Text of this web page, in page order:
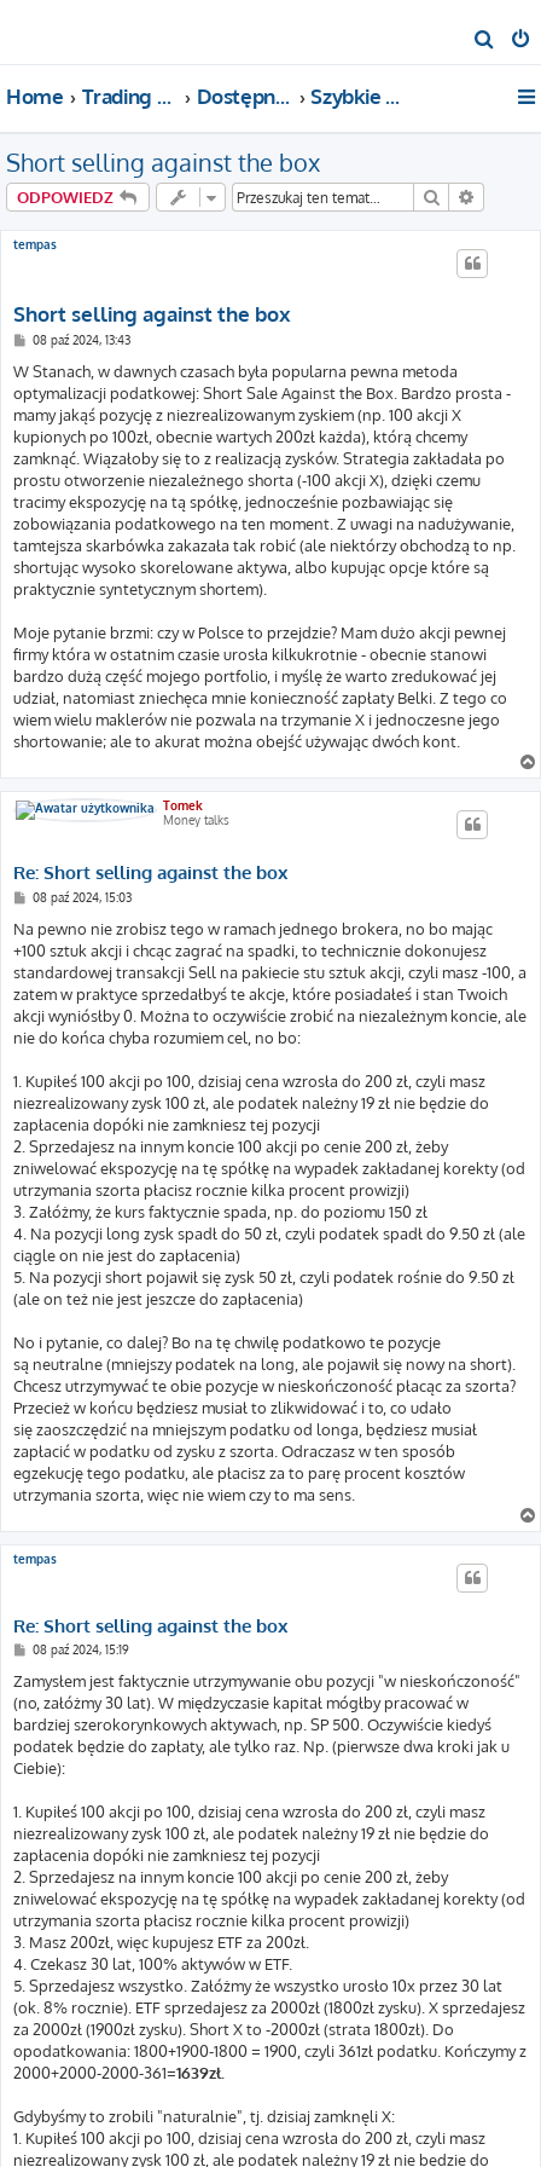
z
Home Trading For a Living Dostępne kategorie Szybkie pytania i pomoc
Short selling against the box
ODPOWIEDZ Szukaj
tempas
Short selling against the box
P
s
08 paź 2024, 13:43
W Stanach, w dawnych czasach była popularna pewna metoda
optymalizacji podatkowej: Short Sale Against the Box. Bardzo prosta -
mamy jakąś pozycję z niezrealizowanym zyskiem (np. 100 akcji X
kupionych po 100zł, obecnie wartych 200zł każda), którą chcemy
zamknąć. Wiązałoby się to z realizacją zysków. Strategia zakładała po
prostu otworzenie niezależnego shorta (-100 akcji X), dzięki czemu
tracimy ekspozycję na tą spółkę, jednocześnie pozbawiając się
zobowiązania podatkowego na ten moment. Z uwagi na nadużywanie,
tamtejsza skarbówka zakazała tak robić (ale niektórzy obchodzą to np.
shortując wysoko skorelowane aktywa, albo kupując opcje które są
praktycznie syntetycznym shortem).
Moje pytanie brzmi: czy w Polsce to przejdzie? Mam dużo akcji pewnej
firmy która w ostatnim czasie urosła kilkukrotnie - obecnie stanowi
bardzo dużą część mojego portfolio, i myślę że warto zredukować jej
udział, natomiast zniechęca mnie konieczność zapłaty Belki. Z tego co
wiem wielu maklerów nie pozwala na trzymanie X i jednoczesne jego
shortowanie; ale to akurat można obejść używając dwóch kont.
Tomek
Money talks
Re: Short selling against the box
P
s
t
08 paź 2024, 15:03
Na pewno nie zrobisz tego w ramach jednego brokera, no bo mając
+100 sztuk akcji i chcąc zagrać na spadki, to technicznie dokonujesz
standardowej transakcji Sell na pakiecie stu sztuk akcji, czyli masz -100, a
zatem w praktyce sprzedałbyś te akcje, które posiadałeś i stan Twoich
akcji wyniósłby 0. Można to oczywiście zrobić na niezależnym koncie, ale
nie do końca chyba rozumiem cel, no bo:
1. Kupiłeś 100 akcji po 100, dzisiaj cena wzrosła do 200 zł, czyli masz
niezrealizowany zysk 100 zł, ale podatek należny 19 zł nie będzie do
zapłacenia dopóki nie zamkniesz tej pozycji
2. Sprzedajesz na innym koncie 100 akcji po cenie 200 zł, żeby
zniwelować ekspozycję na tę spółkę na wypadek zakładanej korekty (od
utrzymania szorta płacisz rocznie kilka procent prowizji)
3. Załóżmy, że kurs faktycznie spada, np. do poziomu 150 zł
4. Na pozycji long zysk spadł do 50 zł, czyli podatek spadł do 9.50 zł (ale
ciągle on nie jest do zapłacenia)
5. Na pozycji short pojawił się zysk 50 zł, czyli podatek rośnie do 9.50 zł
(ale on też nie jest jeszcze do zapłacenia)
No i pytanie, co dalej? Bo na tę chwilę podatkowo te pozycje
są neutralne (mniejszy podatek na long, ale pojawił się nowy na short).
Chcesz utrzymywać te obie pozycje w nieskończoność płacąc za szorta?
Przecież w końcu będziesz musiał to zlikwidować i to, co udało
się zaoszczędzić na mniejszym podatku od longa, będziesz musiał
zapłacić w podatku od zysku z szorta. Odraczasz w ten sposób
egzekucję tego podatku, ale płacisz za to parę procent kosztów
utrzymania szorta, więc nie wiem czy to ma sens.
tempas
Re: Short selling against the box
P
s
t
08 paź 2024, 15:19
Zamysłem jest faktycznie utrzymywanie obu pozycji "w nieskończoność"
(no, załóżmy 30 lat). W międzyczasie kapitał mógłby pracować w
bardziej szerokorynkowych aktywach, np. SP 500. Oczywiście kiedyś
podatek będzie do zapłaty, ale tylko raz. Np. (pierwsze dwa kroki jak u
Ciebie):
1. Kupiłeś 100 akcji po 100, dzisiaj cena wzrosła do 200 zł, czyli masz
niezrealizowany zysk 100 zł, ale podatek należny 19 zł nie będzie do
zapłacenia dopóki nie zamkniesz tej pozycji
2. Sprzedajesz na innym koncie 100 akcji po cenie 200 zł, żeby
zniwelować ekspozycję na tę spółkę na wypadek zakładanej korekty (od
utrzymania szorta płacisz rocznie kilka procent prowizji)
3. Masz 200zł, więc kupujesz ETF za 200zł.
4. Czekasz 30 lat, 100% aktywów w ETF.
5. Sprzedajesz wszystko. Załóżmy że wszystko urosło 10x przez 30 lat
(ok. 8% rocznie). ETF sprzedajesz za 2000zł (1800zł zysku). X sprzedajesz
za 2000zł (1900zł zysku). Short X to -2000zł (strata 1800zł). Do
opodatkowania: 1800+1900-1800 = 1900, czyli 361zł podatku. Kończymy z
2000+2000-2000-361=1639zł.
Gdybyśmy to zrobili "naturalnie", tj. dzisiaj zamknęli X:
1. Kupiłeś 100 akcji po 100, dzisiaj cena wzrosła do 200 zł, czyli masz
niezrealizowany zysk 100 zł, ale podatek należny 19 zł nie będzie do